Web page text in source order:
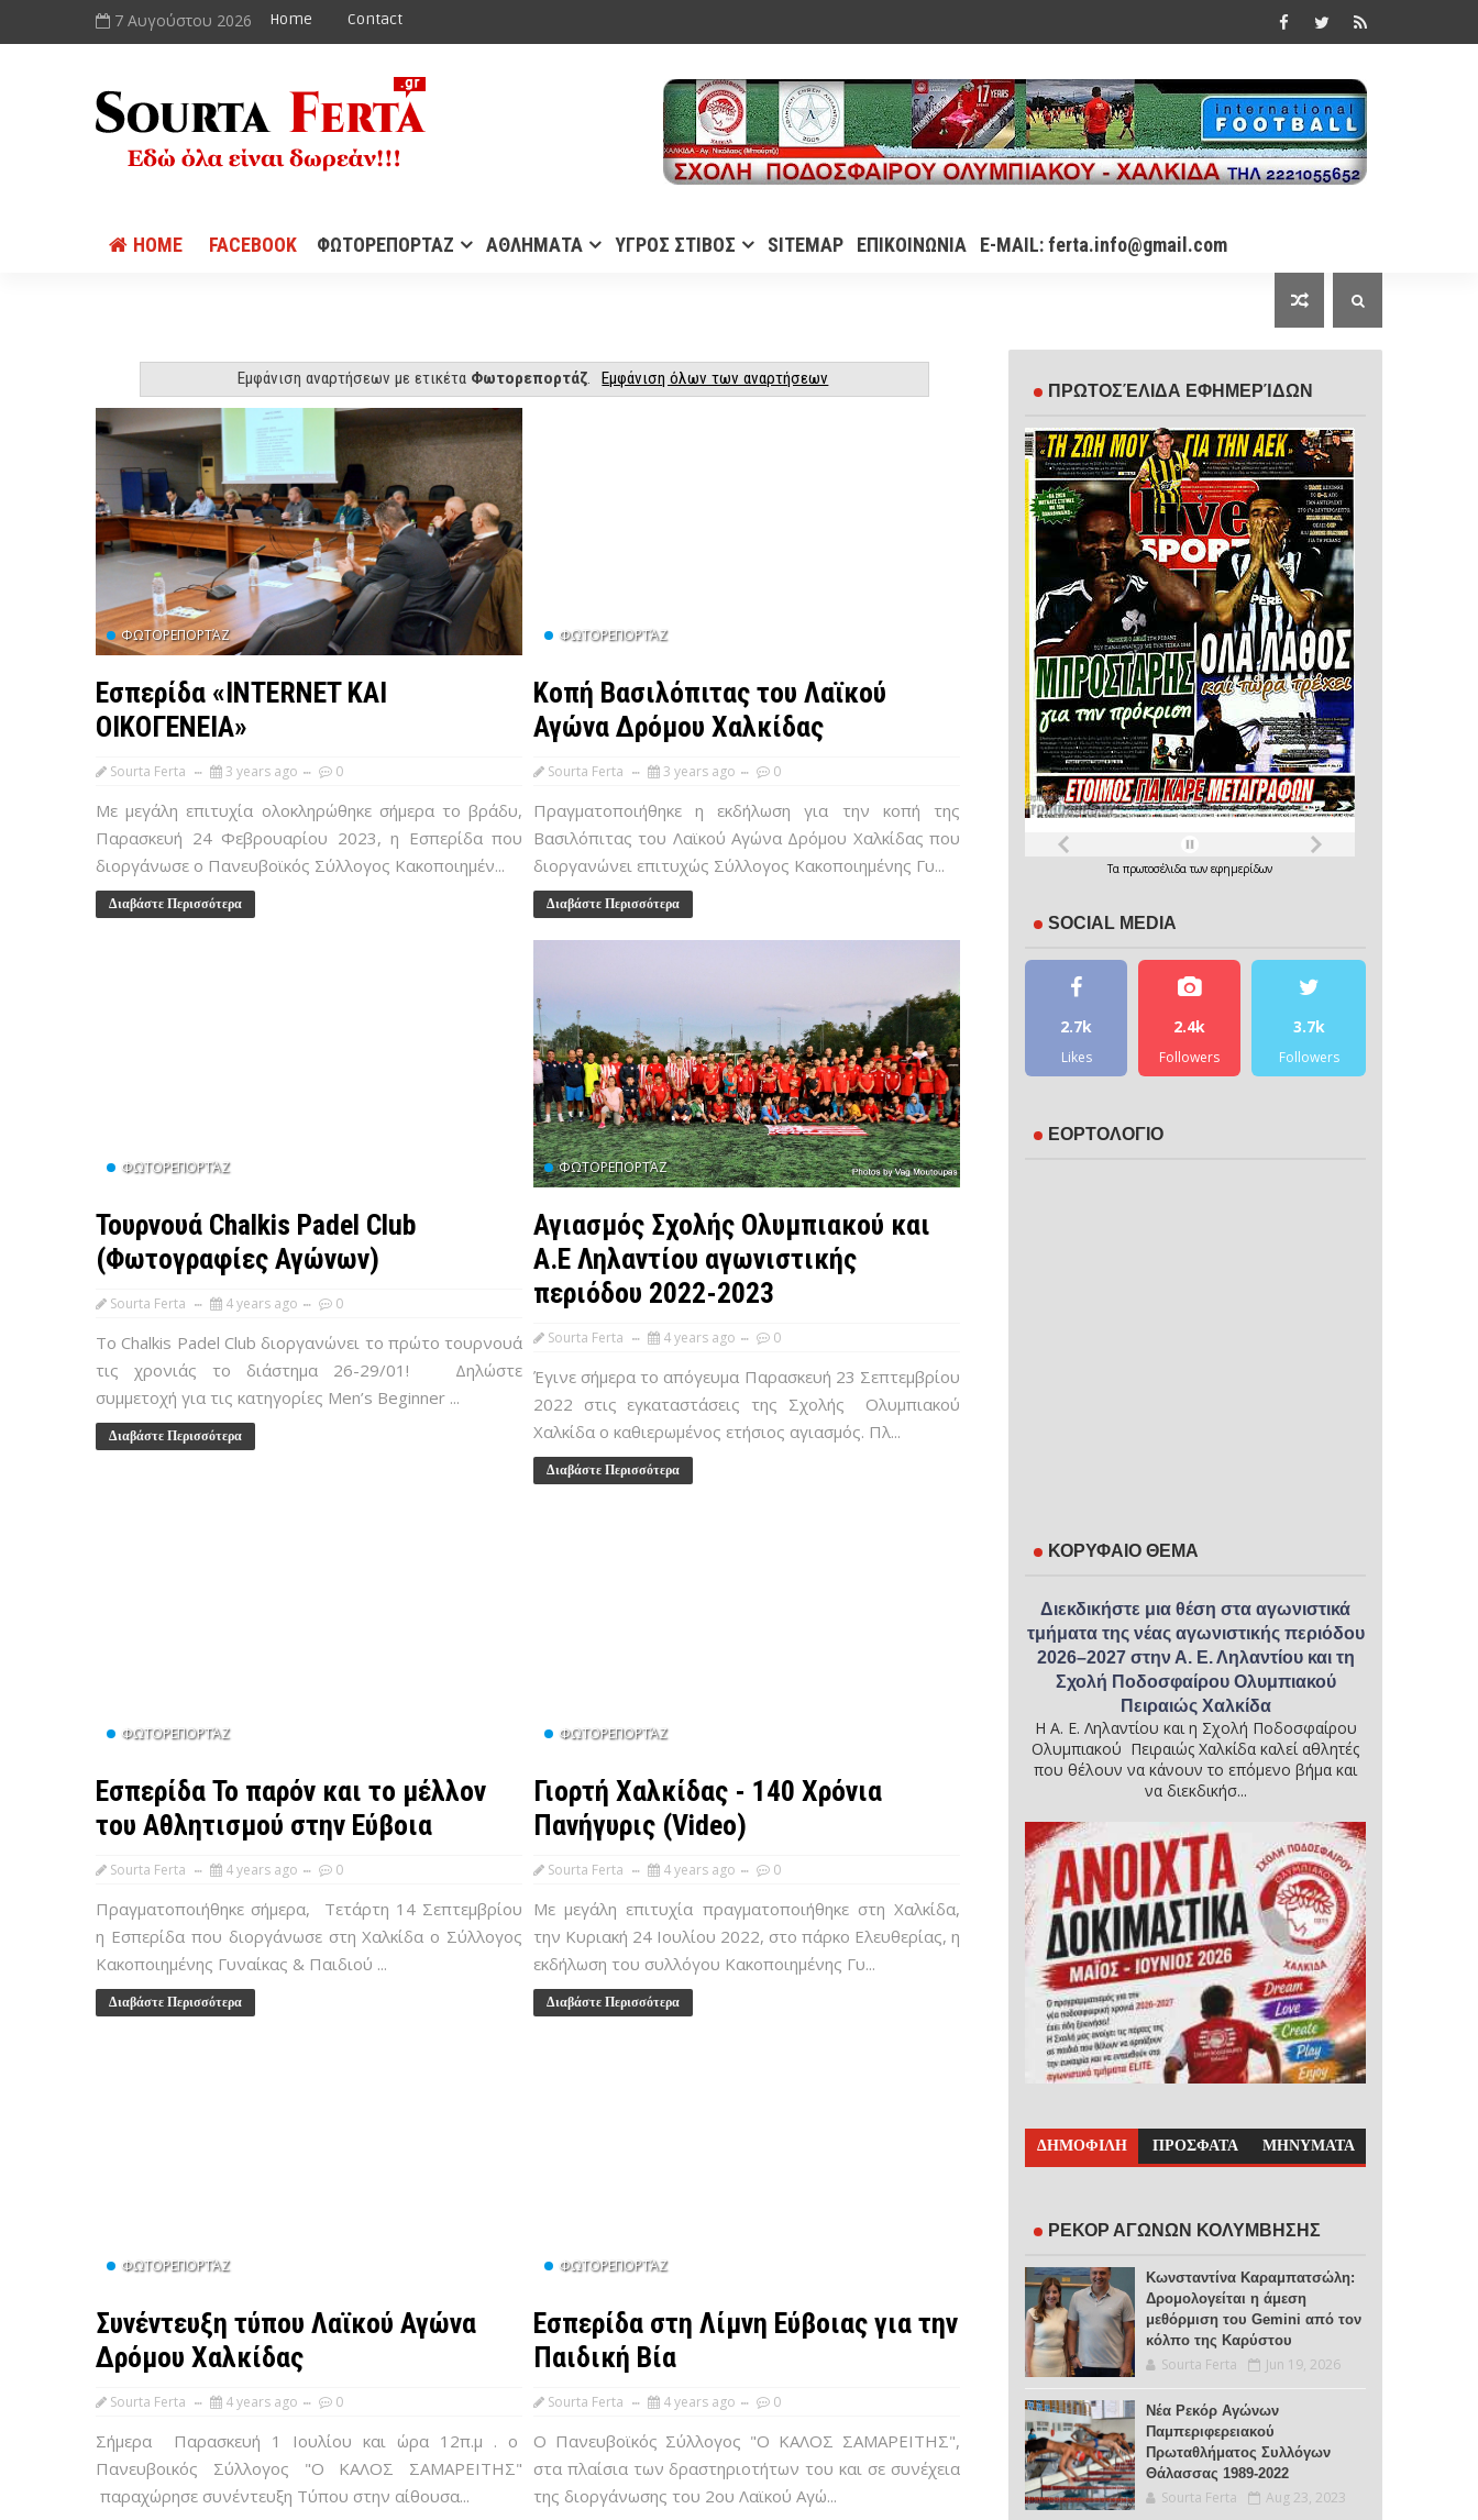
7 Αυγούστου 2026 Home Contact
HOME FACEBOOK ΦΩΤΟΡΕΠΟΡΤΑΖ ΑΘΛΗΜΑΤΑ ΥΓΡΟΣ ΣΤΙΒΟΣ SITEMAP ΕΠΙΚΟΙΝΩΝΙΑ E-MAIL: ferta.info@gmail.com
Εμφάνιση αναρτήσεων με ετικέτα Φωτορεπορτάζ. Εμφάνιση όλων των αναρτήσεων
ΦΩΤΟΡΕΠΟΡΤΆΖ
Εσπερίδα «INTERNET ΚΑΙ
ΟΙΚΟΓΕΝΕΙΑ»
Sourta Ferta 3 years ago 0
Με μεγάλη επιτυχία ολοκληρώθηκε σήμερα το βράδυ,
Παρασκευή 24 Φεβρουαρίου 2023, η Εσπερίδα που
διοργάνωσε ο Πανευβοϊκός Σύλλογος Κακοποιημέν...
Διαβάστε Περισσότερα
ΦΩΤΟΡΕΠΟΡΤΆΖ
Κοπή Βασιλόπιτας του Λαϊκού
Αγώνα Δρόμου Χαλκίδας
Sourta Ferta 3 years ago 0
Πραγματοποιήθηκε η εκδήλωση για την κοπή της
Βασιλόπιτας του Λαϊκού Αγώνα Δρόμου Χαλκίδας που
διοργανώνει επιτυχώς Σύλλογος Κακοποιημένης Γυ...
Διαβάστε Περισσότερα
ΦΩΤΟΡΕΠΟΡΤΆΖ
Τουρνουά Chalkis Padel Club
(Φωτογραφίες Αγώνων)
Sourta Ferta 4 years ago 0
Το Chalkis Padel Club διοργανώνει το πρώτο τουρνουά
τις χρονιάς το διάστημα 26-29/01! Δηλώστε
συμμετοχή για τις κατηγορίες Men’s Beginner ...
Διαβάστε Περισσότερα
ΦΩΤΟΡΕΠΟΡΤΆΖ
Αγιασμός Σχολής Ολυμπιακού και
Α.Ε Ληλαντίου αγωνιστικής
περιόδου 2022-2023
Sourta Ferta 4 years ago 0
Έγινε σήμερα το απόγευμα Παρασκευή 23 Σεπτεμβρίου
2022 στις εγκαταστάσεις της Σχολής Ολυμπιακού
Χαλκίδα ο καθιερωμένος ετήσιος αγιασμός. Πλ...
Διαβάστε Περισσότερα
ΦΩΤΟΡΕΠΟΡΤΆΖ
Εσπερίδα Το παρόν και το μέλλον
του Αθλητισμού στην Εύβοια
Sourta Ferta 4 years ago 0
Πραγματοποιήθηκε σήμερα, Τετάρτη 14 Σεπτεμβρίου
η Εσπερίδα που διοργάνωσε στη Χαλκίδα ο Σύλλογος
Κακοποιημένης Γυναίκας & Παιδιού ...
Διαβάστε Περισσότερα
ΦΩΤΟΡΕΠΟΡΤΆΖ
Γιορτή Χαλκίδας - 140 Χρόνια
Πανήγυρις (Video)
Sourta Ferta 4 years ago 0
Με μεγάλη επιτυχία πραγματοποιήθηκε στη Χαλκίδα,
την Κυριακή 24 Ιουλίου 2022, στο πάρκο Ελευθερίας, η
εκδήλωση του συλλόγου Κακοποιημένης Γυ...
Διαβάστε Περισσότερα
ΦΩΤΟΡΕΠΟΡΤΆΖ
Συνέντευξη τύπου Λαϊκού Αγώνα
Δρόμου Χαλκίδας
Sourta Ferta 4 years ago 0
Σήμερα Παρασκευή 1 Ιουλίου και ώρα 12π.μ . ο
Πανευβοικός Σύλλογος "Ο ΚΑΛΟΣ ΣΑΜΑΡΕΙΤΗΣ"
παραχώρησε συνέντευξη Τύπου στην αίθουσα...
ΦΩΤΟΡΕΠΟΡΤΆΖ
Εσπερίδα στη Λίμνη Εύβοιας για την
Παιδική Βία
Sourta Ferta 4 years ago 0
Ο Πανευβοϊκός Σύλλογος "Ο ΚΑΛΟΣ ΣΑΜΑΡΕΙΤΗΣ",
στα πλαίσια των δραστηριοτήτων του και σε συνέχεια
της διοργάνωσης του 2ου Λαϊκού Αγώ...
ΠΡΩΤΟΣΈΛΙΔΑ ΕΦΗΜΕΡΊΔΩΝ
Τα πρωτοσέλιδατων εφημερίδων
SOCIAL MEDIA
2.7k
Likes
2.4k
Followers
3.7k
Followers
ΕΟΡΤΟΛΟΓΙΟ
ΚΟΡΥΦΑΙΟ ΘΕΜΑ
Διεκδικήστε μια θέση στα αγωνιστικά
τμήματα της νέας αγωνιστικής περιόδου
2026–2027 στην Α. Ε. Ληλαντίου και τη
Σχολή Ποδοσφαίρου Ολυμπιακού
Πειραιώς Χαλκίδα
Η Α. Ε. Ληλαντίου και η Σχολή Ποδοσφαίρου
Ολυμπιακού Πειραιώς Χαλκίδα καλεί αθλητές
που θέλουν να κάνουν το επόμενο βήμα και
να διεκδικήσ...
ΔΗΜΟΦΙΛΗ ΠΡΟΣΦΑΤΑ ΜΗΝΥΜΑΤΑ
ΡΕΚΟΡ ΑΓΩΝΩΝ ΚΟΛΥΜΒΗΣΗΣ
Κωνσταντίνα Καραμπατσώλη:
Δρομολογείται η άμεση
μεθόρμιση του Gemini από τον
κόλπο της Καρύστου
Sourta Ferta Jun 19, 2026
Νέα Ρεκόρ Αγώνων
Παμπεριφερειακού
Πρωταθλήματος Συλλόγων
Θάλασσας 1989-2022
Sourta Ferta Aug 23, 2023